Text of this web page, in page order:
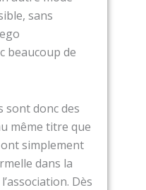
sans
beaucoup de
sont donc des
même titre que
simplement
dans la
Dès